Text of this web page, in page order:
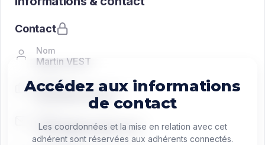
Contact
Nom
Martin VEST
Fonction
Managing director
contact@exemple.com
Accédez aux informations
de contact
Les coordonnées et la mise en relation avec cet
adhérent sont réservées aux adhérents connectés.